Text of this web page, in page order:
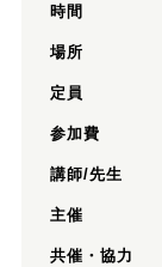
時間
場所
定員
参加費
講師/先生
主催
共催・協力